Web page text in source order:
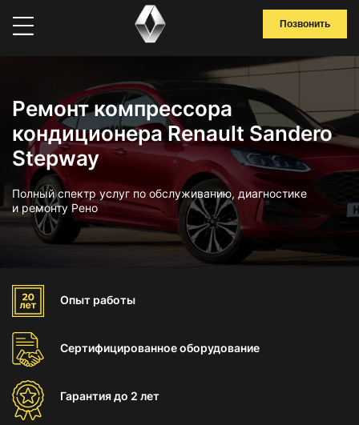
Позвонить
Ремонт компрессора
кондиционера Renault Sandero
Stepway
Полный спектр услуг по обслуживанию, диагностике
и ремонту Рено
Опыт работы
Сертифицированноеоборудование
Гарантиядо 2 лет